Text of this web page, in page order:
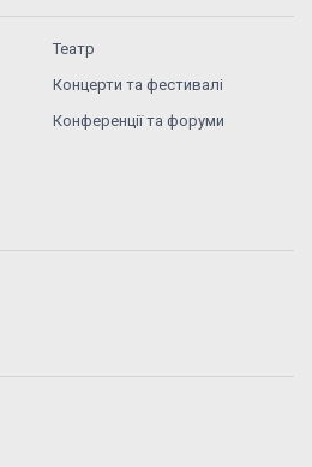
Театр
Концерти та фестивалі
Конференції та форуми